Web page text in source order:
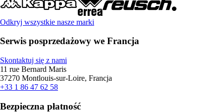
Odkryj wszystkie nasze marki
Serwis posprzedażowy we Francja
Skontaktuj się z nami
11 rue Bernard Maris
37270 Montlouis-sur-Loire, Francja
+33 1 86 47 62 58
Bezpieczna płatność